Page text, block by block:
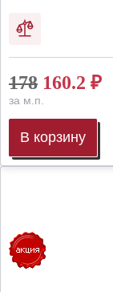
178 160.2 ₽
за м.п.
В корзину